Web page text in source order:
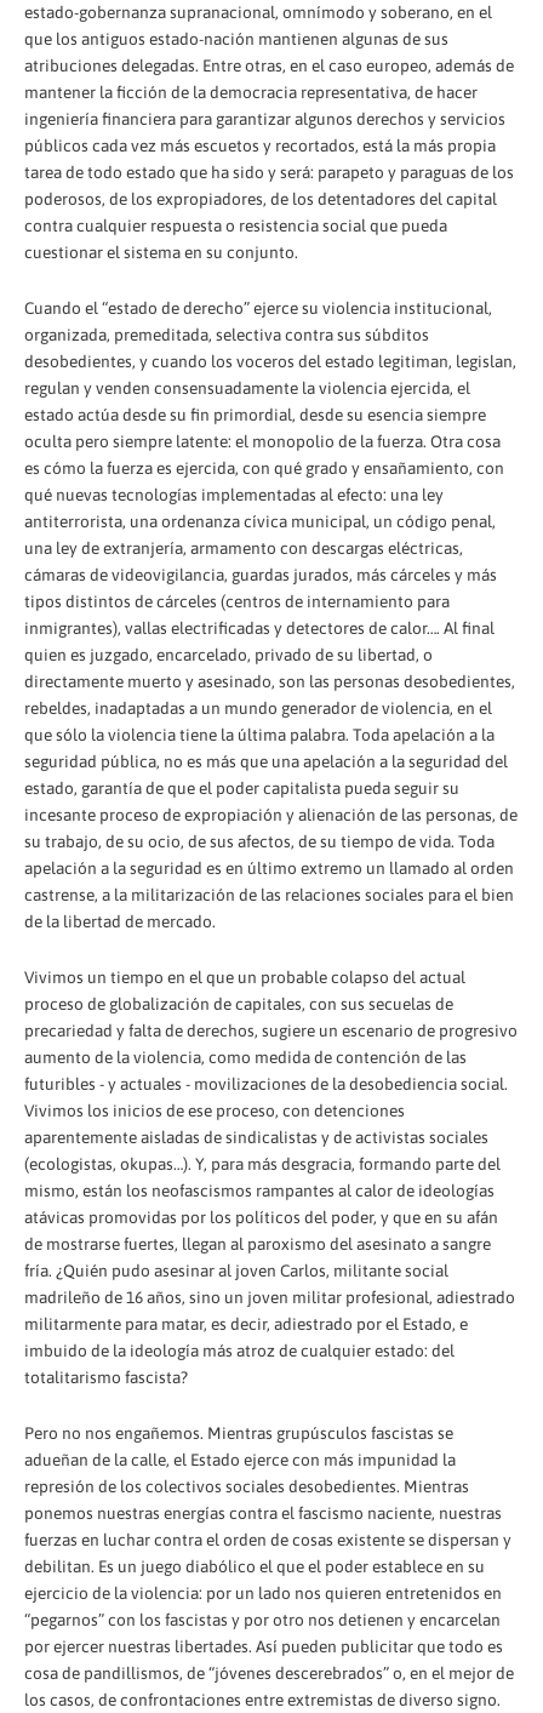
estado-gobernanza supranacional, omnímodo y soberano, en el
que los antiguos estado-nación mantienen algunas de sus
atribuciones delegadas. Entre otras, en el caso europeo, además de
mantener la ficción de la democracia representativa, de hacer
ingeniería financiera para garantizar algunos derechos y servicios
públicos cada vez más escuetos y recortados, está la más propia
tarea de todo estado que ha sido y será: parapeto y paraguas de los
poderosos, de los expropiadores, de los detentadores del capital
contra cualquier respuesta o resistencia social que pueda
cuestionar el sistema en su conjunto.
Cuando el “estado de derecho” ejerce su violencia institucional,
organizada, premeditada, selectiva contra sus súbditos
desobedientes, y cuando los voceros del estado legitiman, legislan,
regulan y venden consensuadamente la violencia ejercida, el
estado actúa desde su fin primordial, desde su esencia siempre
oculta pero siempre latente: el monopolio de la fuerza. Otra cosa
es cómo la fuerza es ejercida, con qué grado y ensañamiento, con
qué nuevas tecnologías implementadas al efecto: una ley
antiterrorista, una ordenanza cívica municipal, un código penal,
una ley de extranjería, armamento con descargas eléctricas,
cámaras de videovigilancia, guardas jurados, más cárceles y más
tipos distintos de cárceles (centros de internamiento para
inmigrantes), vallas electrificadas y detectores de calor…. Al final
quien es juzgado, encarcelado, privado de su libertad, o
directamente muerto y asesinado, son las personas desobedientes,
rebeldes, inadaptadas a un mundo generador de violencia, en el
que sólo la violencia tiene la última palabra. Toda apelación a la
seguridad pública, no es más que una apelación a la seguridad del
estado, garantía de que el poder capitalista pueda seguir su
incesante proceso de expropiación y alienación de las personas, de
su trabajo, de su ocio, de sus afectos, de su tiempo de vida. Toda
apelación a la seguridad es en último extremo un llamado al orden
castrense, a la militarización de las relaciones sociales para el bien
de la libertad de mercado.
Vivimos un tiempo en el que un probable colapso del actual
proceso de globalización de capitales, con sus secuelas de
precariedad y falta de derechos, sugiere un escenario de progresivo
aumento de la violencia, como medida de contención de las
futuribles - y actuales - movilizaciones de la desobediencia social.
Vivimos los inicios de ese proceso, con detenciones
aparentemente aisladas de sindicalistas y de activistas sociales
(ecologistas, okupas…). Y, para más desgracia, formando parte del
mismo, están los neofascismos rampantes al calor de ideologías
atávicas promovidas por los políticos del poder, y que en su afán
de mostrarse fuertes, llegan al paroxismo del asesinato a sangre
fría. ¿Quién pudo asesinar al joven Carlos, militante social
madrileño de 16 años, sino un joven militar profesional, adiestrado
militarmente para matar, es decir, adiestrado por el Estado, e
imbuido de la ideología más atroz de cualquier estado: del
totalitarismo fascista?
Pero no nos engañemos. Mientras grupúsculos fascistas se
adueñan de la calle, el Estado ejerce con más impunidad la
represión de los colectivos sociales desobedientes. Mientras
ponemos nuestras energías contra el fascismo naciente, nuestras
fuerzas en luchar contra el orden de cosas existente se dispersan y
debilitan. Es un juego diabólico el que el poder establece en su
ejercicio de la violencia: por un lado nos quieren entretenidos en
“pegarnos” con los fascistas y por otro nos detienen y encarcelan
por ejercer nuestras libertades. Así pueden publicitar que todo es
cosa de pandillismos, de “jóvenes descerebrados” o, en el mejor de
los casos, de confrontaciones entre extremistas de diverso signo.